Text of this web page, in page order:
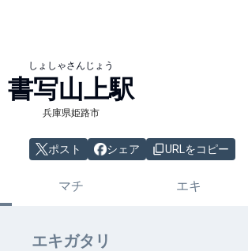
しょしゃさんじょう
書写山上駅
兵庫県姫路市
ポスト シェア URLをコピー
マチ エキ
エキガタリ